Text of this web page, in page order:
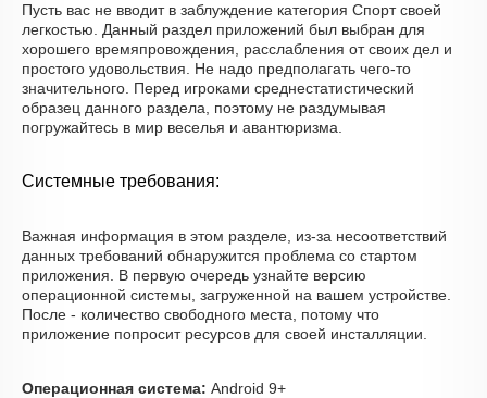
Пусть вас не вводит в заблуждение категория Спорт своей
легкостью. Данный раздел приложений был выбран для
хорошего времяпровождения, расслабления от своих дел и
простого удовольствия. Не надо предполагать чего-то
значительного. Перед игроками среднестатистический
образец данного раздела, поэтому не раздумывая
погружайтесь в мир веселья и авантюризма.
Системные требования:
Важная информация в этом разделе, из-за несоответствий
данных требований обнаружится проблема со стартом
приложения. В первую очередь узнайте версию
операционной системы, загруженной на вашем устройстве.
После - количество свободного места, потому что
приложение попросит ресурсов для своей инсталляции.
Операционная система: Android 9+